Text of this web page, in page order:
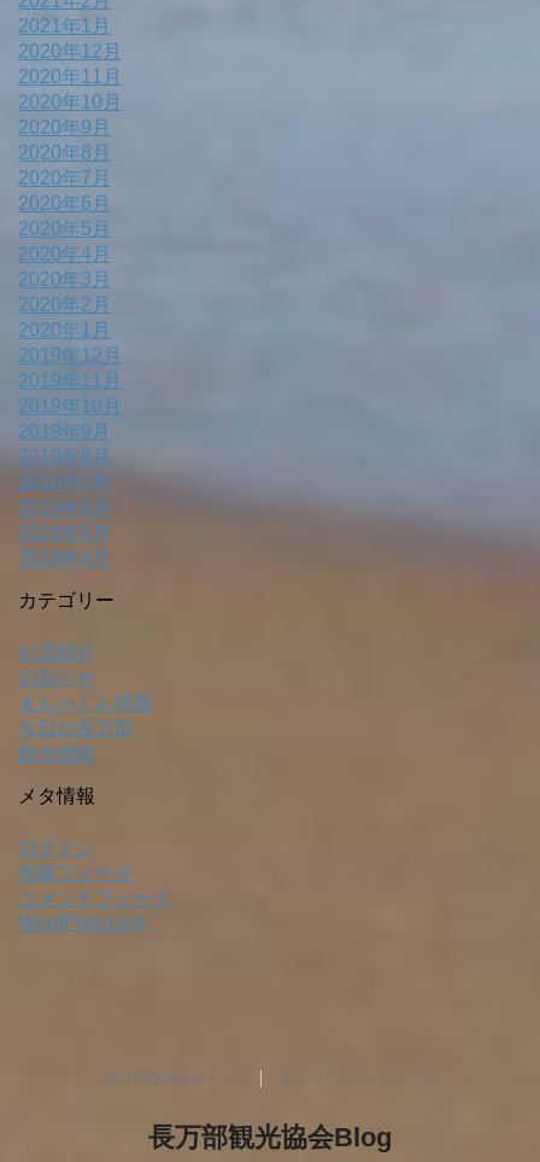
2021年1月
2020年12月
2020年11月
2020年10月
2020年9月
2020年8月
2020年7月
2020年6月
2020年5月
2020年4月
2020年3月
2020年2月
2020年1月
2019年12月
2019年11月
2019年10月
2019年9月
2019年8月
2019年7月
2019年6月
2019年5月
2019年4月
カテゴリー
お店紹介
お知らせ
まんべくん情報
今日の長万部
観光情報
メタ情報
ログイン
投稿フィード
コメントフィード
WordPress.org
長万部観光協会トップ まんべくんスケジュール
長万部観光協会Blog